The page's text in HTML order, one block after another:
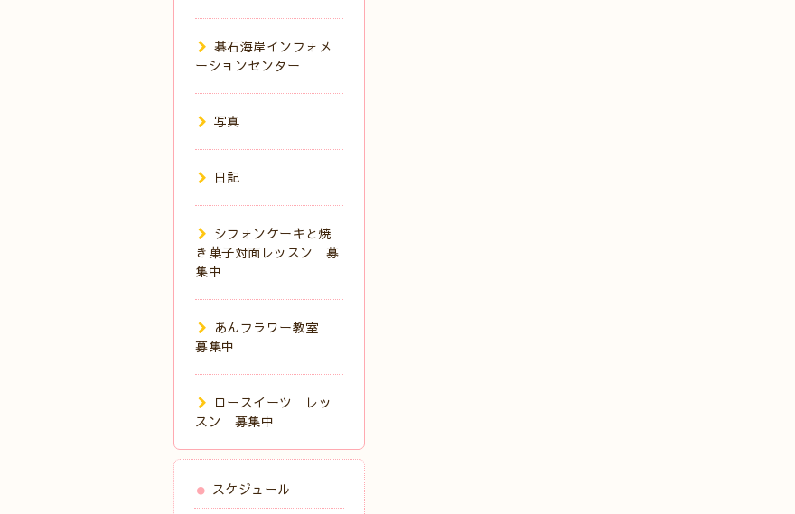
碁石海岸インフォメ
ーションセンター
写真
日記
シフォンケーキと焼
き菓子対面レッスン 募
集中
あんフラワー教室
募集中
ロースイーツ レッ
スン 募集中
スケジュール